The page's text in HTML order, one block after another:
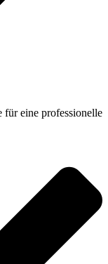
für eine professionelle